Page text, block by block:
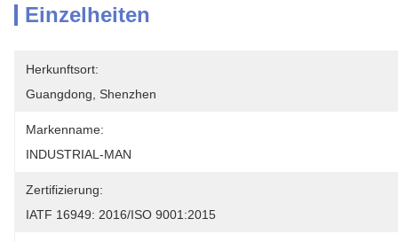
Einzelheiten
Herkunftsort:
Guangdong, Shenzhen
Markenname:
INDUSTRIAL-MAN
Zertifizierung:
IATF 16949: 2016/ISO 9001:2015